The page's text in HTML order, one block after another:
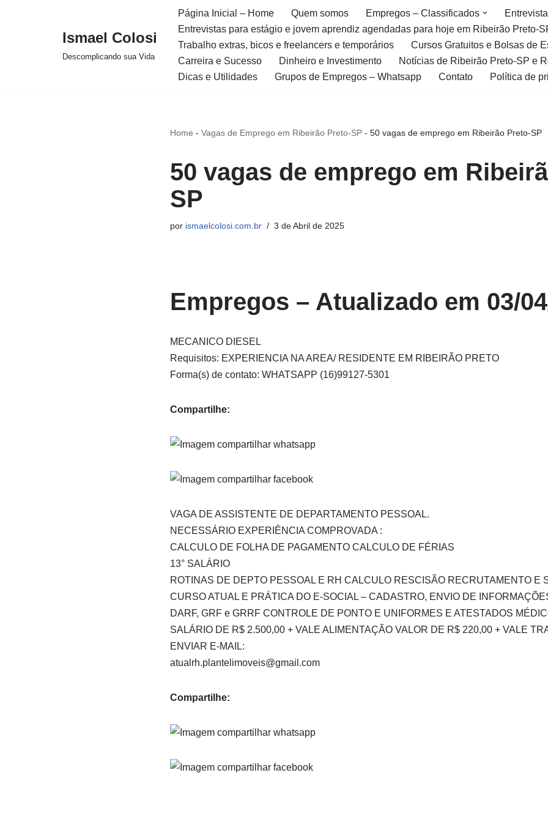
Ismael Colosi
Descomplicando sua Vida
Página Inicial – Home Quem somos Empregos – Classificados
Entrevistas para estágio e jovem aprendiz agendadas para hoje em Ribeirão Preto-
Trabalho extras, bicos e freelancers e temporários
Cursos Gratuitos e Bolsas de
Carreira e Sucesso
Dinheiro e Investimento Notícias de Ribeirão Preto-SP e
Dicas e Utilidades
Grupos de Empregos – Whatsapp Contato Política de
Home - Vagas de Emprego em Ribeirão Preto-SP- 50 vagas de emprego em Ribeirão Preto-SP
50 vagas de emprego em
SP
por ismaelcolosi.com.br 3 de Abril de 2025
Empregos – Atualizado em 03/
MECANICO DIESEL
Requisitos: EXPERIENCIA NA AREA/ RESIDENTE EM RIBEIRÃO PRETO
Forma(s) de contato: WHATSAPP (16)99127-5301
Compartilhe:
VAGA DE ASSISTENTE DE DEPARTAMENTO PESSOAL.
NECESSÁRIO EXPERIÊNCIA COMPROVADA :
CALCULO DE FOLHA DE PAGAMENTO CALCULO DE FÉRIAS
13° SALÁRIO
ROTINAS DE DEPTO PESSOAL E RH CALCULO RESCISÃO RECRUTAMENTO E
CURSO ATUAL E PRÁTICA DO E-SOCIAL – CADASTRO, ENVIO DE
DARF, GRF e GRRF CONTROLE DE PONTO E UNIFORMES E ATESTADOS
SALÁRIO DE R$ 2.500,00 + VALE ALIMENTAÇÃO VALOR DE R$ 220,00 + VALE
ENVIAR E-MAIL:
atualrh.plantelimoveis@gmail.com
Compartilhe: